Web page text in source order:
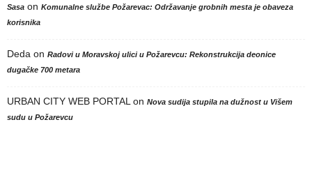
Sasa on Komunalne službe Požarevac: Održavanje grobnih mesta je obaveza
korisnika
Deda on Radovi u Moravskoj ulici u Požarevcu: Rekonstrukcija deonice
dugačke 700 metara
URBAN CITY WEB PORTAL on Nova sudija stupila na dužnost u Višem
sudu u Požarevcu